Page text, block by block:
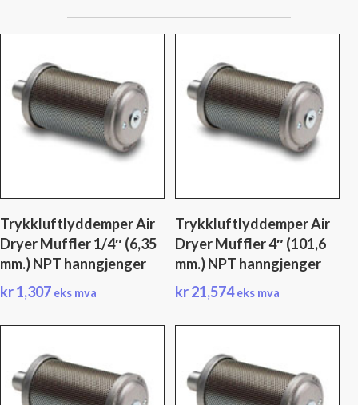
Trykkluftlyddemper Air
Dryer Muffler 1/4″ (6,35
mm.) NPT hanngjenger
kr1,307 eks mva
Trykkluftlyddemper Air
Dryer Muffler 4″ (101,6
mm.) NPT hanngjenger
kr21,574 eks mva